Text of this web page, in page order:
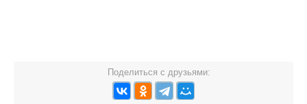
Поделиться с друзьями: